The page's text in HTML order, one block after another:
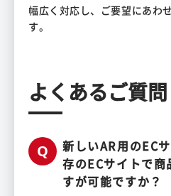
幅広く対応し、ご要望にあわ
す。
よくあるご質問
新しいAR用のEC
存のECサイトで
すが可能ですか？